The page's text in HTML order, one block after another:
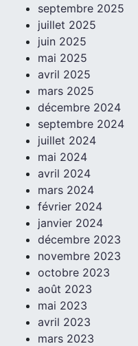
septembre 2025
juillet 2025
juin 2025
mai 2025
avril 2025
mars 2025
décembre 2024
septembre 2024
juillet 2024
mai 2024
avril 2024
mars 2024
février 2024
janvier 2024
décembre 2023
novembre 2023
octobre 2023
août 2023
mai 2023
avril 2023
mars 2023